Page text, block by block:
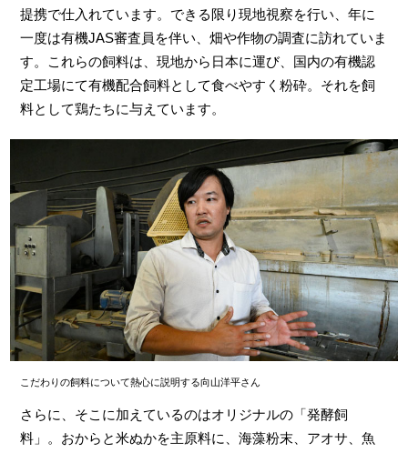
提携で仕入れています。できる限り現地視察を行い、年に
一度は有機JAS審査員を伴い、畑や作物の調査に訪れていま
す。これらの飼料は、現地から日本に運び、国内の有機認
定工場にて有機配合飼料として食べやすく粉砕。それを飼
料として鶏たちに与えています。
こだわりの飼料について熱心に説明する向山洋平さん
さらに、そこに加えているのはオリジナルの「発酵飼
料」。おからと米ぬかを主原料に、海藻粉末、アオサ、魚